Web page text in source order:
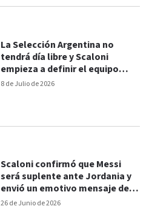
8 de Julio de 2026
La Selección Argentina no
tendrá día libre y Scaloni
empieza a definir el equipo
ante Suiza
26 de Junio de 2026
Scaloni confirmó que Messi
será suplente ante Jordania y
envió un emotivo mensaje de
apoyo a Venezuela